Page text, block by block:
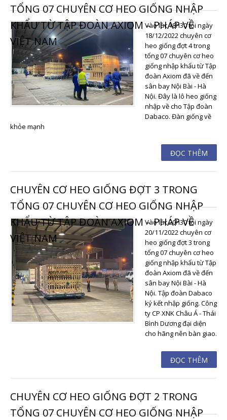
TỔNG 07 CHUYÊN CƠ HEO GIỐNG NHẬP
KHẨU TỪ TẬP ĐOÀN AXIOM – PHÁP VỀ
VIỆT NAM
Vào lúc 18h30 tối ngày
18/12/2022 chuyên cơ
heo giống đợt 4 trong
tổng 07 chuyên cơ heo
giống nhập khẩu từ Tập
đoàn Axiom đã về đến
sân bay Nội Bài - Hà
Nội. Đây là lô heo giống
nhập về cho Tập đoàn
Dabaco. Đàn giống về
khỏe mạnh
ĐỌC THÊM
CHUYÊN CƠ HEO GIỐNG ĐỢT 3 TRONG
TỔNG 07 CHUYÊN CƠ HEO GIỐNG NHẬP
KHẨU TỪ TẬP ĐOÀN AXIOM – PHÁP VỀ
VIỆT NAM
Vào lúc 20h30 tối ngày
20/11/2022 chuyên cơ
heo giống đợt 3 trong
tổng 07 chuyên cơ heo
giống nhập khẩu từ Tập
đoàn Axiom đã về đến
sân bay Nội Bài - Hà
Nội. Tập đoàn Dabaco
ký kết nhập giống. Công
ty CP XNK Châu Á - Thái
Bình Dương đại diện
cho hãng nên bàn giao.
ĐỌC THÊM
CHUYÊN CƠ HEO GIỐNG ĐỢT 2 TRONG
TỔNG 07 CHUYÊN CƠ HEO GIỐNG NHẬP